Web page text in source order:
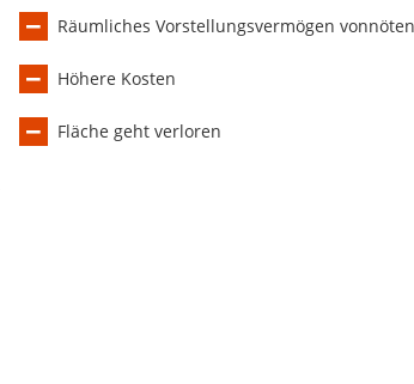
Räumliches Vorstellungsvermögen vonnöten
Höhere Kosten
Fläche geht verloren